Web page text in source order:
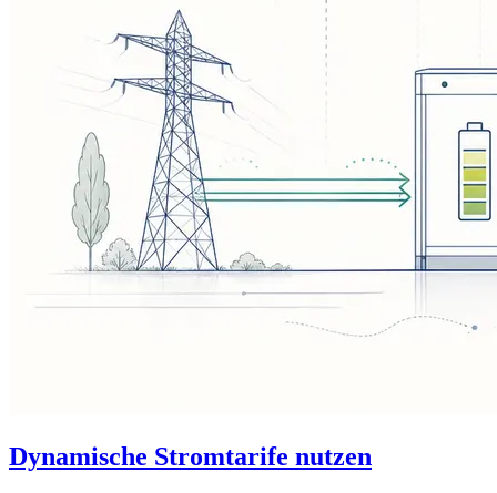
Dynamische Stromtarife nutzen